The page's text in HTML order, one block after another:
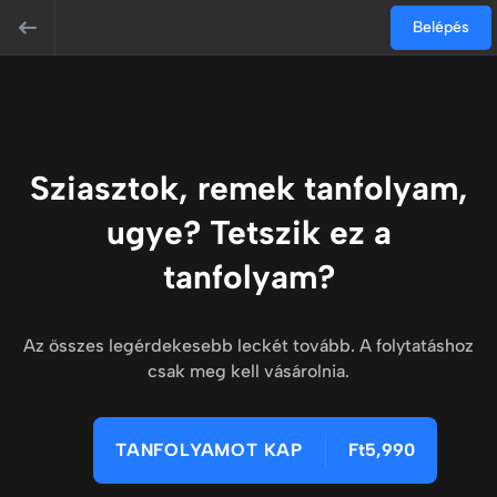
Belépés
Sziasztok, remek tanfolyam,
ugye? Tetszik ez a
tanfolyam?
Az összes legérdekesebb leckét tovább. A folytatáshoz
csak meg kell vásárolnia.
TANFOLYAMOT KAP Ft5,990